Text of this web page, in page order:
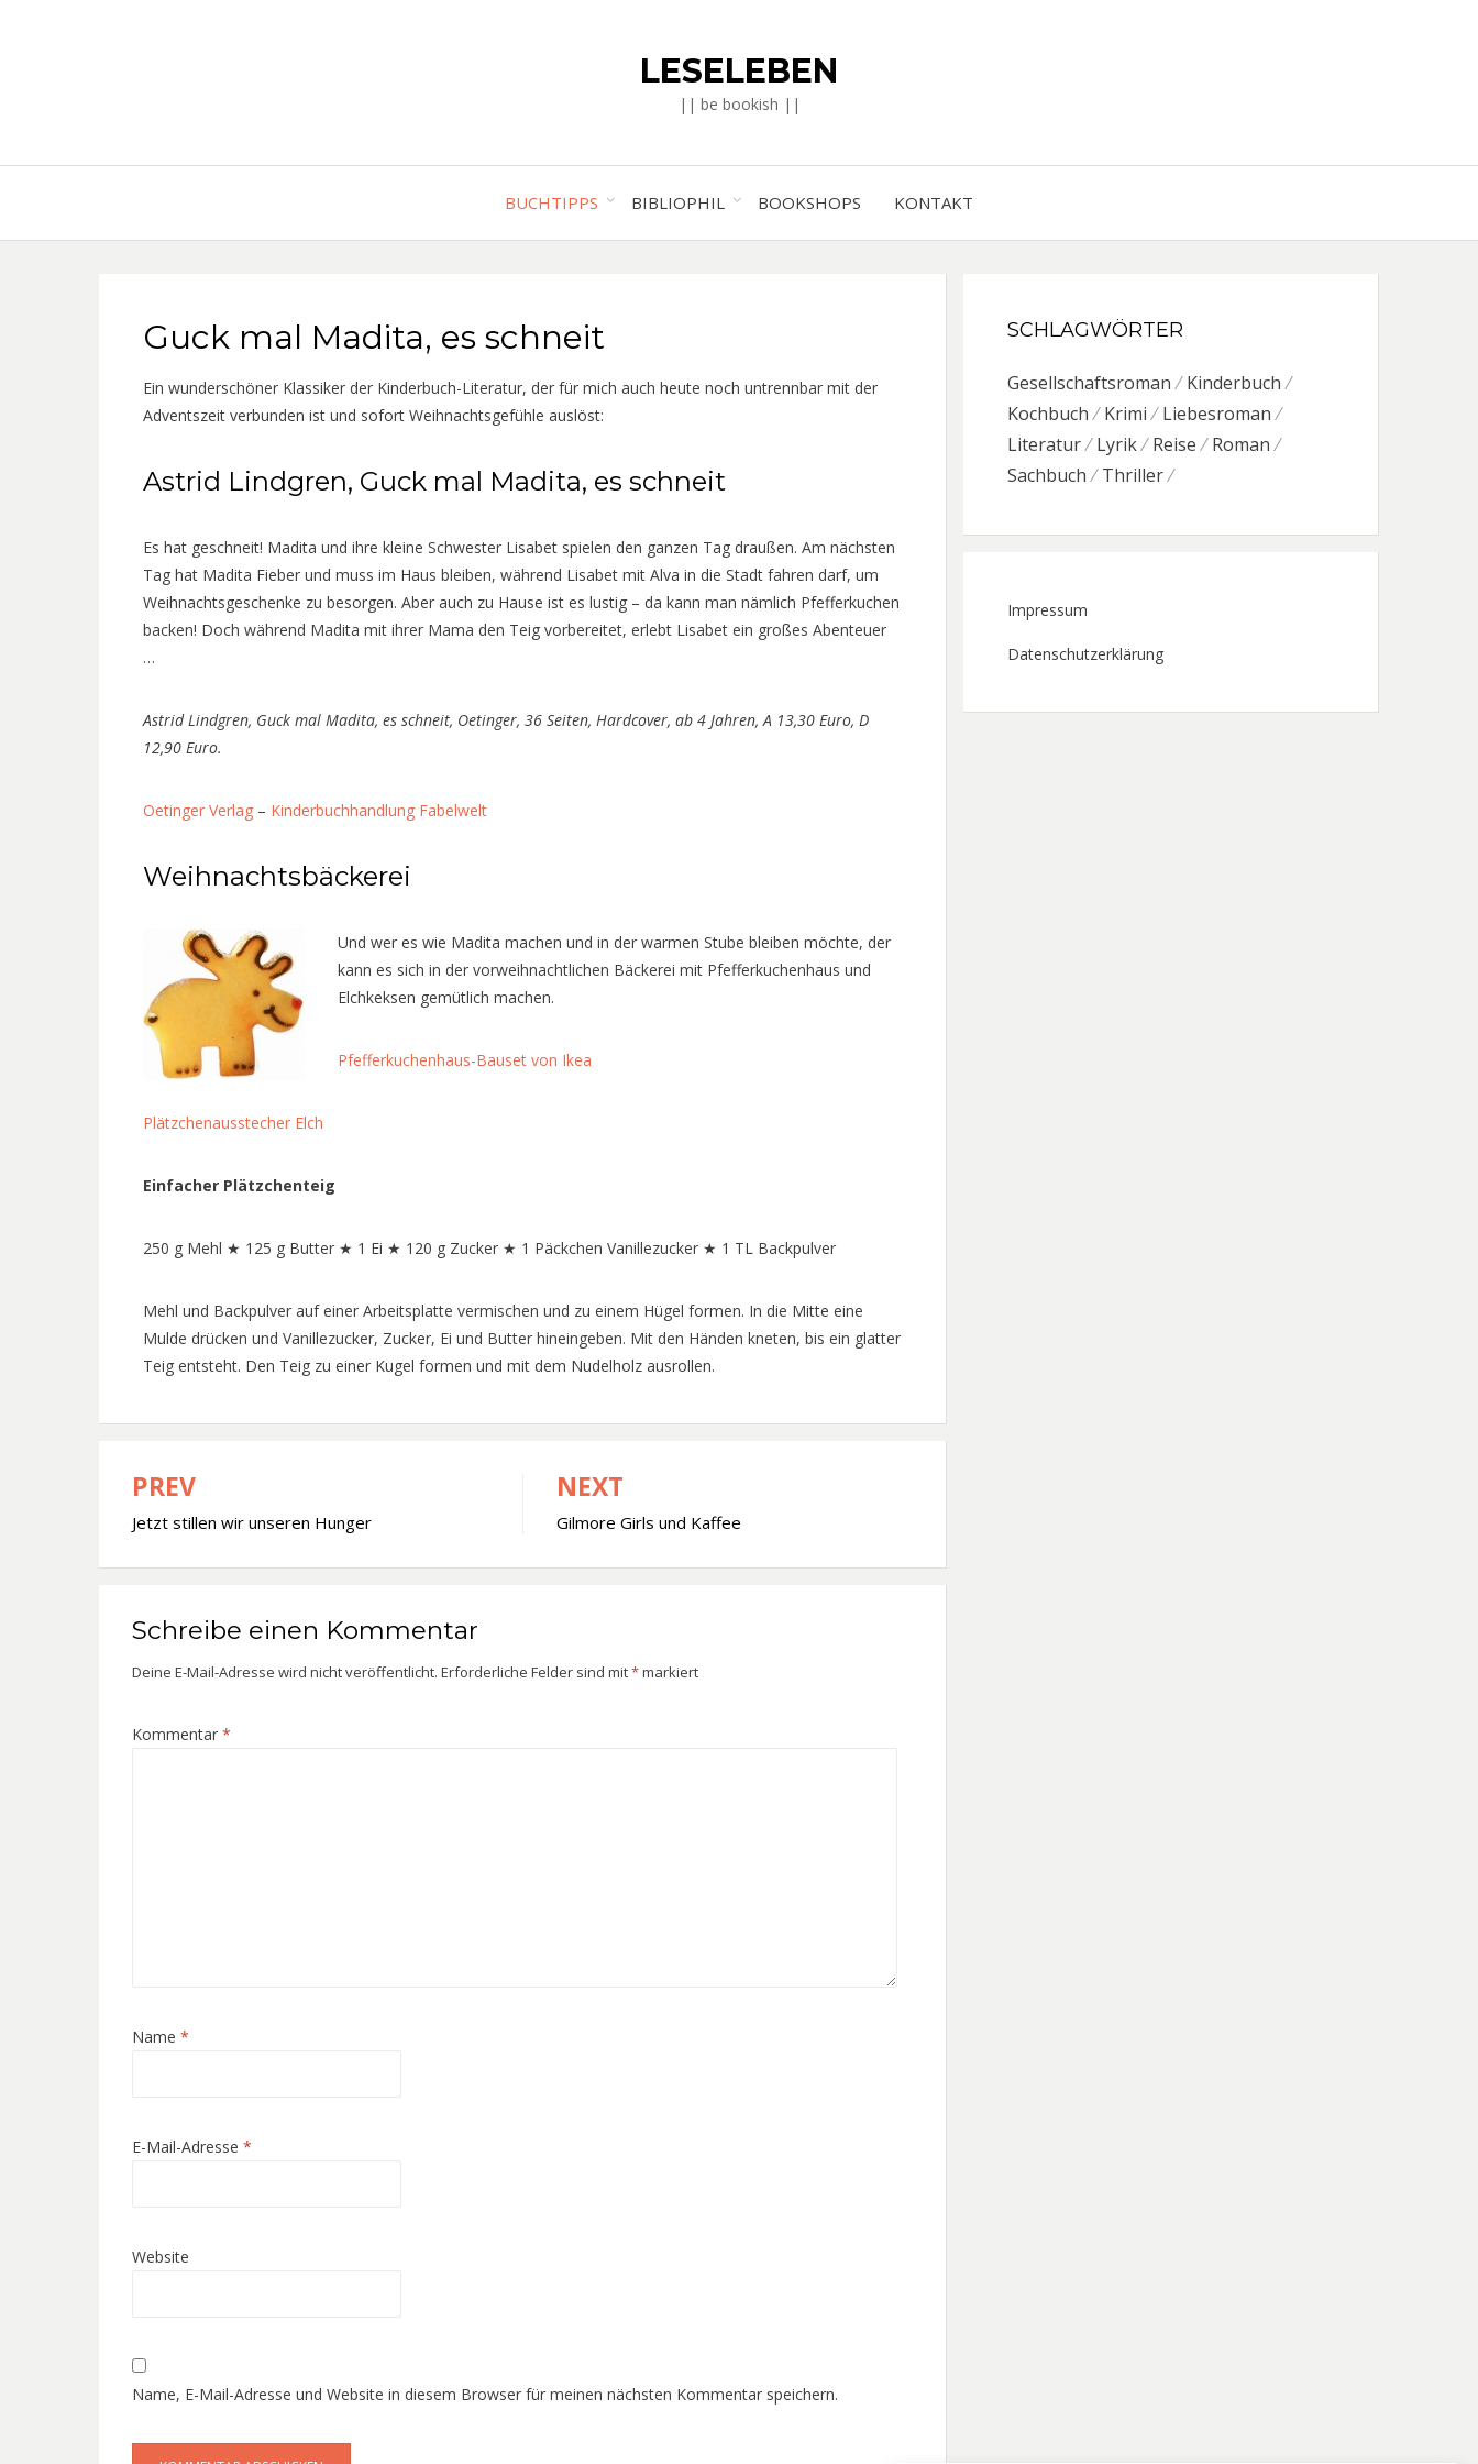
LESELEBEN
|| be bookish ||
BUCHTIPPS BIBLIOPHIL BOOKSHOPS KONTAKT
Guck mal Madita, es schneit
Ein wunderschöner Klassiker der Kinderbuch-Literatur, der für mich auch heute noch untrennbar mit der
Adventszeit verbunden ist und sofort Weihnachtsgefühle auslöst:
Astrid Lindgren, Guck mal Madita, es schneit
Es hat geschneit! Madita und ihre kleine Schwester Lisabet spielen den ganzen Tag draußen. Am nächsten
Tag hat Madita Fieber und muss im Haus bleiben, während Lisabet mit Alva in die Stadt fahren darf, um
Weihnachtsgeschenke zu besorgen. Aber auch zu Hause ist es lustig – da kann man nämlich Pfefferkuchen
backen! Doch während Madita mit ihrer Mama den Teig vorbereitet, erlebt Lisabet ein großes Abenteuer
…
Astrid Lindgren, Guck mal Madita, es schneit, Oetinger, 36 Seiten, Hardcover, ab 4 Jahren, A 13,30 Euro, D
12,90 Euro.
Oetinger Verlag– Kinderbuchhandlung Fabelwelt
Weihnachtsbäckerei
Und wer es wie Madita machen und in der warmen Stube bleiben möchte, der
kann es sich in der vorweihnachtlichen Bäckerei mit Pfefferkuchenhaus und
Elchkeksen gemütlich machen.
Pfefferkuchenhaus-Bauset von Ikea
Plätzchenausstecher Elch
Einfacher Plätzchenteig
250 g Mehl ★ 125 g Butter ★ 1 Ei ★ 120 g Zucker ★ 1 Päckchen Vanillezucker ★ 1 TL Backpulver
Mehl und Backpulver auf einer Arbeitsplatte vermischen und zu einem Hügel formen. In die Mitte eine
Mulde drücken und Vanillezucker, Zucker, Ei und Butter hineingeben. Mit den Händen kneten, bis ein glatter
Teig entsteht. Den Teig zu einer Kugel formen und mit dem Nudelholz ausrollen.
Beitragsnavigation
PREV
Jetzt stillen wir unseren Hunger
NEXT
Gilmore Girls und Kaffee
Schreibe einen Kommentar
Deine E-Mail-Adresse wird nicht veröffentlicht. Erforderliche Felder sind mit*markiert
Kommentar *
Name *
E-Mail-Adresse *
Website
Name, E-Mail-Adresse und Website in diesem Browser für meinen nächsten Kommentar speichern.
SCHLAGWÖRTER
Gesellschaftsroman
Kinderbuch
Kochbuch
Krimi
Liebesroman
Literatur
Lyrik Reise
Roman
Sachbuch
Thriller
Impressum
Datenschutzerklärung